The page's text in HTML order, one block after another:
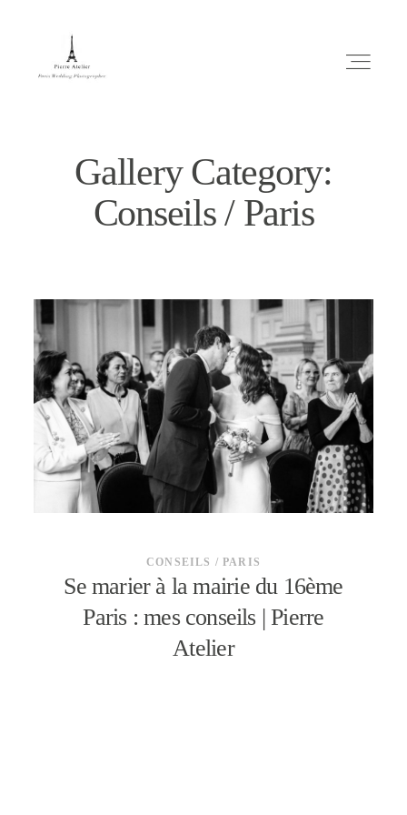
MES CONSEILS
ENGLISH
CONTACT
Gallery Category:
Conseils / Paris
CONSEILS / PARIS
Se marier à la mairie du 16ème
Paris : mes conseils | Pierre
Atelier